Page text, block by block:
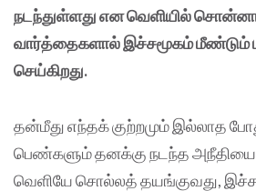
நடந்துள்ளது என வெளியில்
வார்த்தைகளால் இச்சமூகம் மீண்டும்
செய்கிறது.
தன்மீது எந்தக் குற்றமும் இல்லாத
பெண்களும் தனக்கு நடந்த
வெளியே சொல்லத் தயங்குவது,